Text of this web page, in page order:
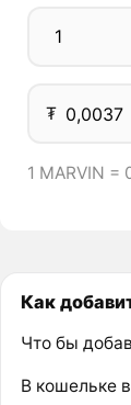
₮
1 MARVIN =
Как
Что бы
В кошельке